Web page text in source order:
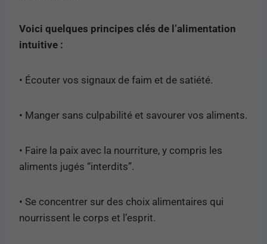
Voici quelques principes clés de l’alimentation
intuitive :
• Écouter vos signaux de faim et de satiété.
• Manger sans culpabilité et savourer vos aliments.
• Faire la paix avec la nourriture, y compris les
aliments jugés “interdits”.
• Se concentrer sur des choix alimentaires qui
nourrissent le corps et l’esprit.